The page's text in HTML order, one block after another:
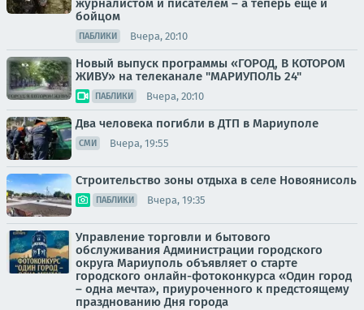
журналистом и писателем – а теперь еще и
бойцом
ПАБЛИКИ Вчера, 20:10
Новый выпуск программы «ГОРОД, В КОТОРОМ
ЖИВУ» на телеканале "МАРИУПОЛЬ 24"
ПАБЛИКИ Вчера, 20:10
Два человека погибли в ДТП в Мариуполе
СМИ Вчера, 19:55
Строительство зоны отдыха в селе Новоянисоль
ПАБЛИКИ Вчера, 19:35
Управление торговли и бытового
обслуживания Администрации городского
округа Мариуполь объявляет о старте
городского онлайн-фотоконкурса «Один город
– одна мечта», приуроченного к предстоящему
празднованию Дня города